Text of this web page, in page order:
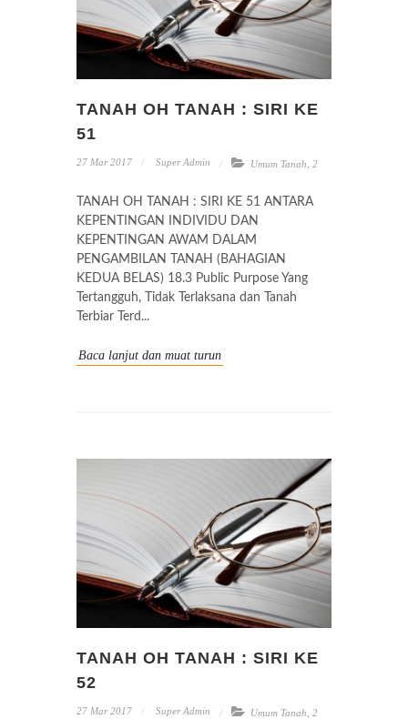
TANAH OH TANAH : SIRI KE
51
27 Mar 2017 Super Admin Umum Tanah 2
TANAH OH TANAH : SIRI KE 51 ANTARA
KEPENTINGAN INDIVIDU DAN
KEPENTINGAN AWAM DALAM
PENGAMBILAN TANAH (BAHAGIAN
KEDUA BELAS) 18.3 Public Purpose Yang
Tertangguh, Tidak Terlaksana dan Tanah
Terbiar Terd...
Baca lanjut dan muat turun
TANAH OH TANAH : SIRI KE
52
27 Mar 2017 Super Admin Umum Tanah, 2